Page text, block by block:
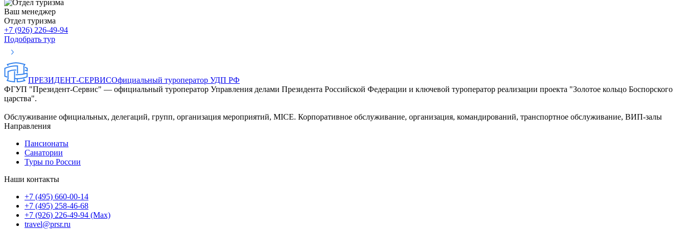
Ваш менеджер
Отдел туризма
+7 (926) 226-49-94
Подобрать тур
ПРЕЗИДЕНТ-СЕРВИСОфициальный туроператор УДП РФ
ФГУП "Президент-Сервис" — официальный туроператор Управления делами Президента Российской Федерации и ключевой туроператор реализации проекта "Золотое кольцо Боспорского
царства".
Обслуживание официальных, делегаций, групп, организация мероприятий, MICE. Корпоративное обслуживание, организация, командирований, транспортное обслуживание, ВИП-залы
Направления
Пансионаты
Санатории
Туры по России
Наши контакты
+7 (495) 660-00-14
+7 (495) 258-46-68
+7 (926) 226-49-94 (Max)
travel@prsr.ru